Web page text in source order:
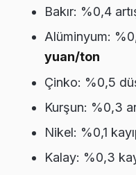
Bakır: %0,4
Alüminyum:
yuan/ton
Çinko: %0,5
Kurşun: %0,3
Nikel: %0,1
Kalay: %0,3